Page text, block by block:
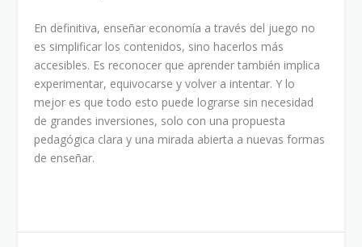
En definitiva, enseñar economía a través del juego no
es simplificar los contenidos, sino hacerlos más
accesibles. Es reconocer que aprender también implica
experimentar, equivocarse y volver a intentar. Y lo
mejor es que todo esto puede lograrse sin necesidad
de grandes inversiones, solo con una propuesta
pedagógica clara y una mirada abierta a nuevas formas
de enseñar.